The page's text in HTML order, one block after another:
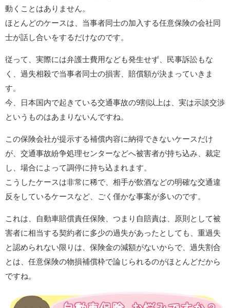
動くことはありません。
ほとんどのケースは、当事者同士の加入する任意保険の会社同
士が話し合いをするだけなのです。
従って、実際には弁護士費用なども発生せず、民事訴訟もな
く、過失相殺で当事者同士の損害、賠償額が決まっていきま
す。
今、日本国内で起きている交通事故の9割以上は、実は示談交渉
というものはあまりないんですね。
この保険会社が提示する補償内容に納得できないケースだけ
が、交通事故紛争処理センターなどへ被害者が持ち込み、裁定
し、場合によって調停に持ち込まれます。
こうしたケースは非常に稀で、相手が飲酒などの明確な交通違
反をしているケースなど、ごく僅かな事案が多いのです。
これは、自動車賠償責任保険、つまり自賠責は、原則として被
害者に相当する契約者に多少の過失があったとしても、重過失
と認められない限りは、保険金の減額がないからで、過失割合
とは、任意保険の物損補償枠で論じられるのがほとんどだから
ですね。